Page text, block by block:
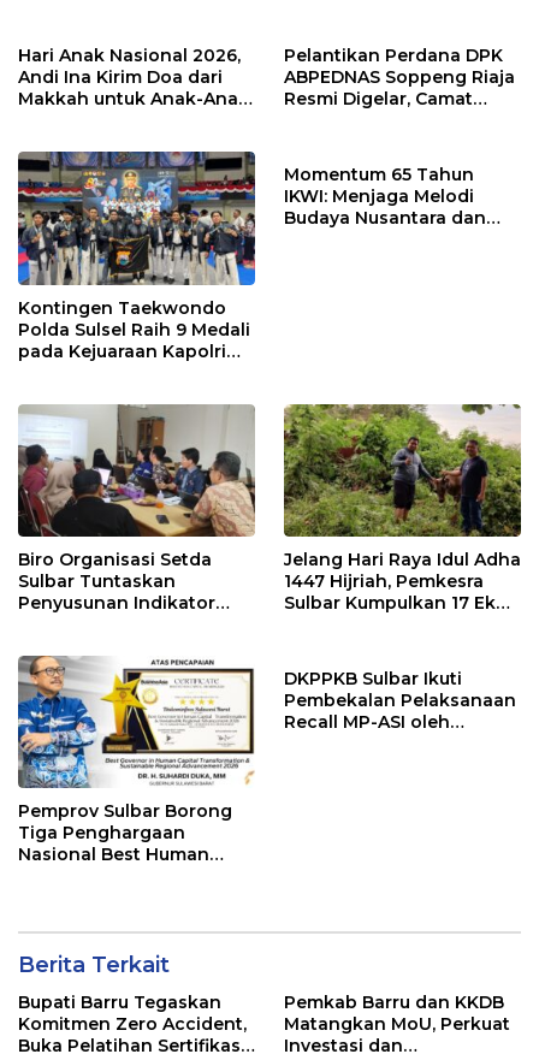
Hari Anak Nasional 2026,
Andi Ina Kirim Doa dari
Makkah untuk Anak-Anak
Pelantikan Perdana DPK
ABPEDNAS Soppeng Riaja
Resmi Digelar, Camat
Kontingen Taekwondo
Polda Sulsel Raih 9 Medali
pada Kejuaraan Kapolri
Momentum 65 Tahun
IKWI: Menjaga Melodi
Budaya Nusantara dan
Biro Organisasi Setda
Sulbar Tuntaskan
Penyusunan Indikator
Jelang Hari Raya Idul Adha
1447 Hijriah, Pemkesra
Sulbar Kumpulkan 17 Ekor
Pemprov Sulbar Borong
Tiga Penghargaan
Nasional Best Human
DKPPKB Sulbar Ikuti
Pembekalan Pelaksanaan
Recall MP-ASI oleh
Berita Terkait
Bupati Barru Tegaskan
Komitmen Zero Accident,
Buka Pelatihan Sertifikasi
Pemkab Barru dan KKDB
Matangkan MoU, Perkuat
Investasi dan